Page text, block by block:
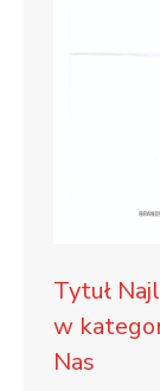
Tytuł
w
Nas